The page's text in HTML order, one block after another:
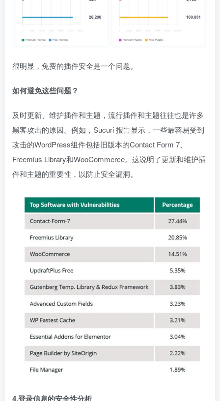
很明显，免费的插件安全是一个问题。
如何避免这些问题？
及时更新、维护插件和主题，流行插件和主题往往也是许多
黑客攻击的原因。例如，Sucuri 报告显示，一些最容易受到
攻击的WordPress组件包括旧版本的Contact Form 7、
Freemius Library和WooCommerce。这说明了更新和维护插
件和主题的重要性，以防止安全漏洞。
4.登录信息的安全性分析